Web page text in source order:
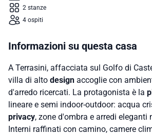
2 stanze
4 ospiti
Informazioni su questa casa
A Terrasini, affacciata sul Golfo di
villa di alto design accoglie con
d'arredo ricercati. La protagonista è la
lineare e semi indoor‑outdoor: acqua
privacy, zone d'ombra e arredi eleganti
Interni raffinati con camino, camere